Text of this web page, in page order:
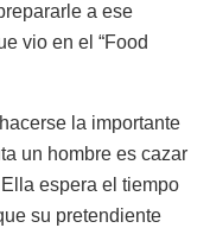
a ese
vio en el “Food
la importante
un hombre es cazar
espera el tiempo
su pretendiente